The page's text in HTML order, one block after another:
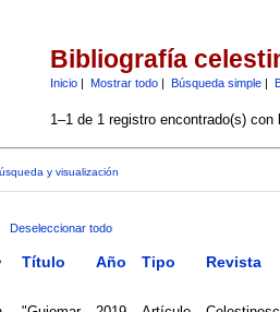
Bibliografía
Inicio| Mostrar todo| Búsqueda simple|
1–1 de 1 registro encontrado(s)
y visualización
Deseleccionar todo
Título Año Tipo Revista